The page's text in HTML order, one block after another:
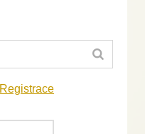
Registrace